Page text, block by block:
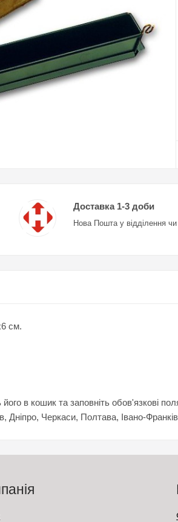
Доставка 1-3 доби
Нова Пошта у відділення
см.
в кошик та заповніть обов'язкові
Дніпро, Черкаси, Полтава, Івано-